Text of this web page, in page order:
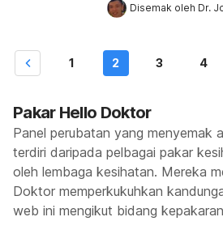
Disemak oleh Dr.
1 2 3 4
Pakar Hello Doktor
Panel perubatan yang menyemak
terdiri daripada pelbagai pakar
oleh lembaga kesihatan. Mereka
Doktor memperkukuhkan
web ini mengikut bidang